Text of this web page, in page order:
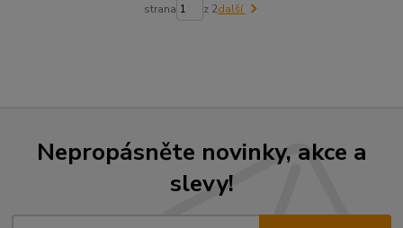
strana z 2další
Nepropásněte novinky, akce a
slevy!